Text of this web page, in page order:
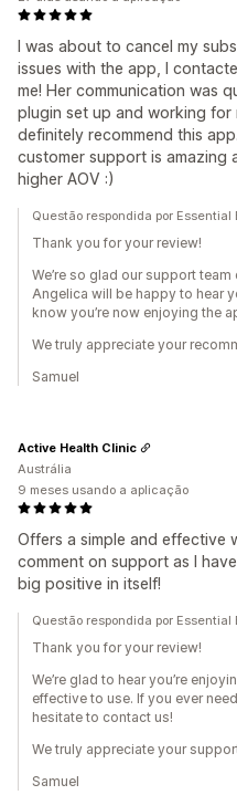
I was about to cancel my
issues with the app, I
me! Her communication was
plugin set up and working for
definitely recommend this
customer support is amazing
higher AOV :)
Questão respondida por
Thank you for your review!
We’re so glad our support
Angelica will be happy to hear
know you’re now enjoying the
We truly appreciate your
Samuel
Offers a simple and effective
comment on support as I
big positive in itself!
Active Health Clinic
Austrália
9 meses usando a aplicação
Questão respondida por
Thank you for your review!
We’re glad to hear you’re
effective to use. If you ever
hesitate to contact us!
We truly appreciate your
Samuel